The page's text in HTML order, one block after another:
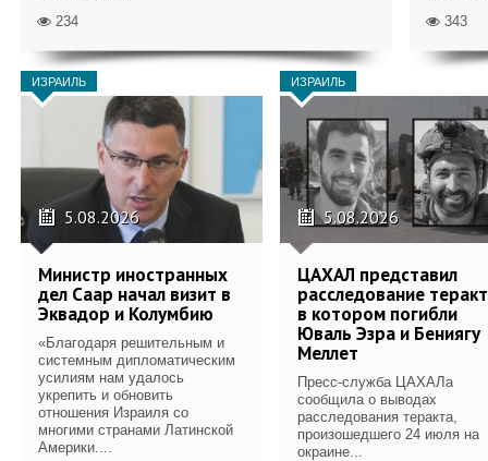
234 343
ИЗРАИЛЬ
5.08.2026
Министр иностранных
дел Саар начал визит в
Эквадор и Колумбию
«Благодаря решительным и
системным дипломатическим
усилиям нам удалось
укрепить и обновить
отношения Израиля со
многими странами Латинской
Америки....
ИЗРАИЛЬ
5.08.2026
ЦАХАЛ представил
расследование
в котором погибли
Юваль Эзра и Бениягу
Меллет
Пресс-служба ЦАХАЛа
сообщила о выводах
расследования теракта,
произошедшего 24 июля на
окраине...